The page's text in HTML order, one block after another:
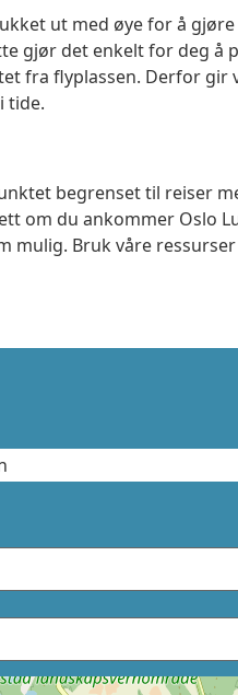
ut med øye for å
gjør det enkelt for deg å
fra flyplassen. Derfor gir
tide.
begrenset til reiser
om du ankommer Oslo
mulig. Bruk våre